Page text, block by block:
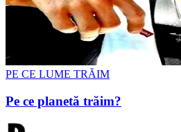
PE CE LUME TRĂIM
Pe ce planetă trăim?